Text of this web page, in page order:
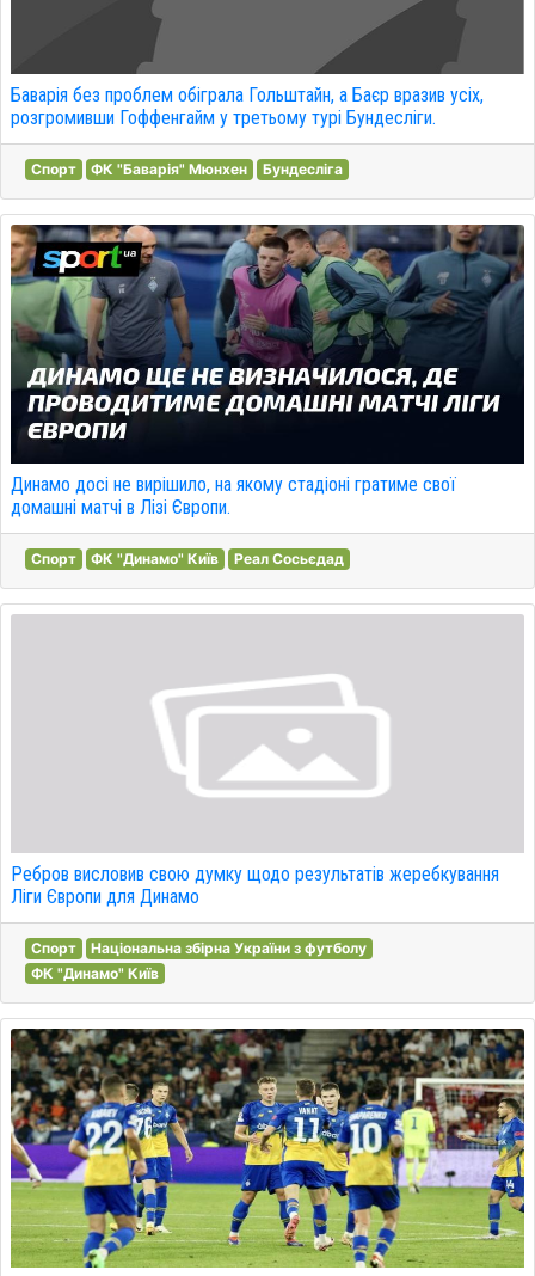
Баварія без проблем обіграла Гольштайн, а Баєр вразив усіх,
розгромивши Гоффенгайм у третьому турі Бундесліги.
Спорт ФК "Баварія" Мюнхен Бундесліга
Динамо досі не вирішило, на якому стадіоні гратиме свої
домашні матчі в Лізі Європи.
Спорт ФК "Динамо" Київ Реал Сосьєдад
Ребров висловив свою думку щодо результатів жеребкування
Ліги Європи для Динамо
Спорт
Національна збірна України з футболу
ФК "Динамо" Київ